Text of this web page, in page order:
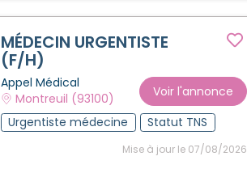
MÉDECIN URGENTISTE
(F/H)
Appel Médical
Montreuil (93100)
Voir l'annonce
Urgentiste médecine
Statut TNS
Mise à jour le 07/08/2026